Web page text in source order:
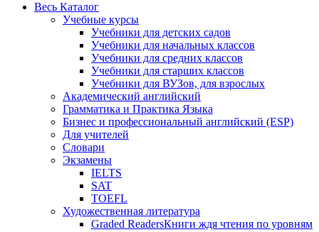
Весь Каталог
Учебные курсы
Учебники для детских садов
Учебники для начальных классов
Учебники для средних классов
Учебники для старших классов
Учебники для ВУЗов, для взрослых
Академический английский
Грамматика и Практика Языка
Бизнес и профессиональный английский (ESP)
Для учителей
Словари
Экзамены
IELTS
SAT
TOEFL
Художественная литература
Graded ReadersКниги ждя чтения по уровням